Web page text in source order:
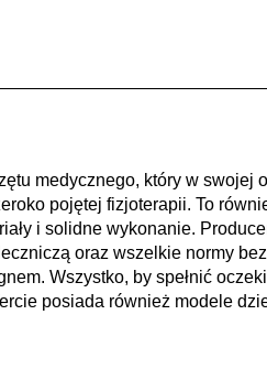
medycznego, który w swojej
pojętej fizjoterapii. To
i solidne wykonanie.
oraz wszelkie normy
. Wszystko, by spełnić
posiada również modele